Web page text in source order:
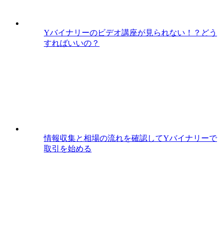
Yバイナリーのビデオ講座が見られない！？どう
すればいいの？
情報収集と相場の流れを確認してYバイナリーで
取引を始める